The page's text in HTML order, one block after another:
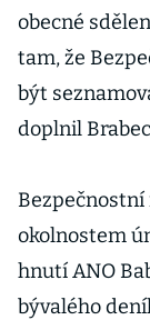
obecné
tam, že
být
doplnil
Bezpečnostní
okolnostem
hnutí ANO
bývalého